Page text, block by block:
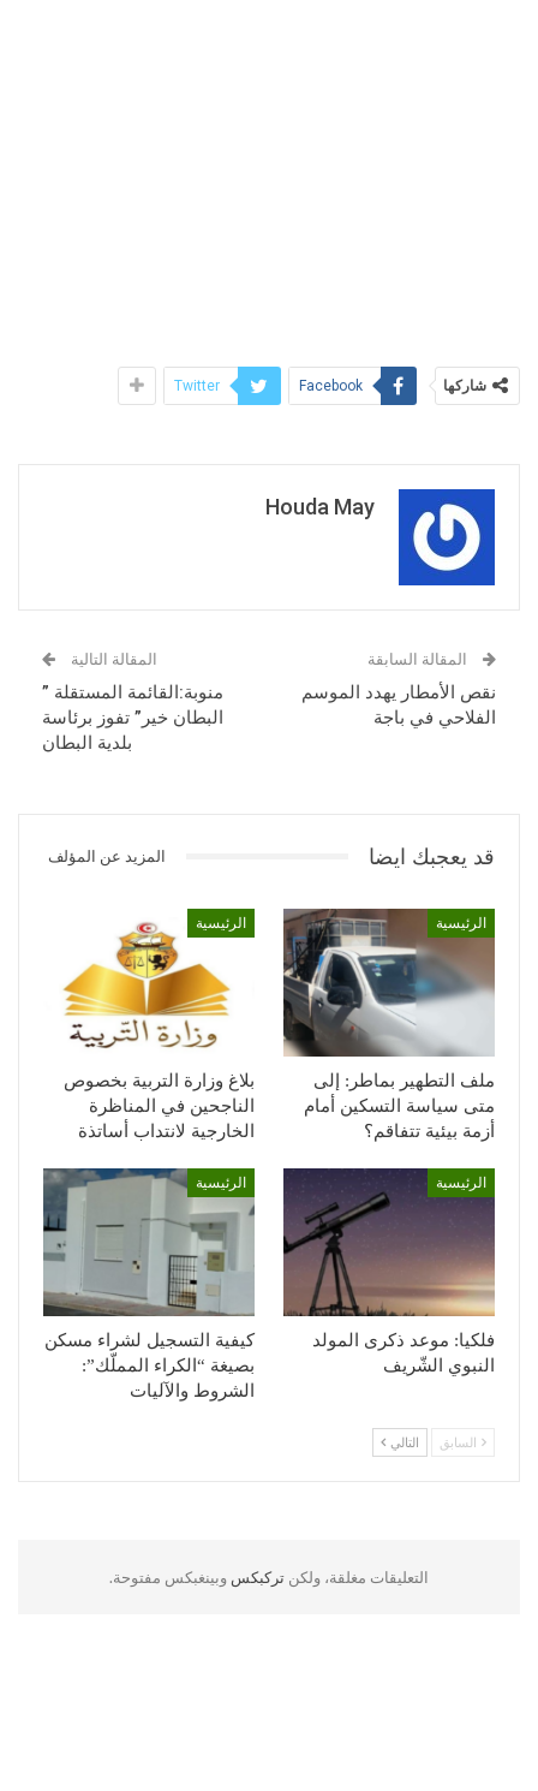
شاركها Facebook
Twitter
Houda May
المقالة السابقة
نقص الأمطار يهدد الموسم
الفلاحي في باجة
المقالة التالية
منوبة:القائمة المستقلة ”
البطان خير” تفوز برئاسة
بلدية البطان
قد يعجبك ايضا المزيد عن المؤلف
الرئيسية
ملف التطهير بماطر: إلى
متى سياسة التسكين أمام
أزمة بيئية تتفاقم؟
الرئيسية
بلاغ وزارة التربية بخصوص
الناجحين في المناظرة
الخارجية لانتداب أساتذة
الرئيسية
فلكيا: موعد ذكرى المولد
النبوي الشّريف
الرئيسية
كيفية التسجيل لشراء مسكن
بصيغة “الكراء المملّك”:
الشروط والآليات
السابق التالي
التعليقات مغلقة، ولكن تركبكس وبينغبكس مفتوحة.